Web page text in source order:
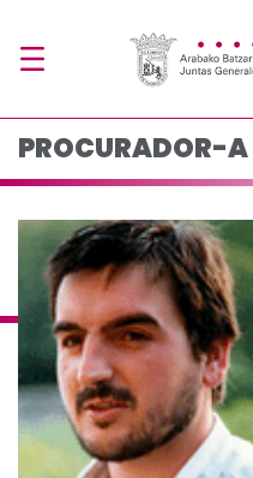
ASPURU
PROCURADOR-A